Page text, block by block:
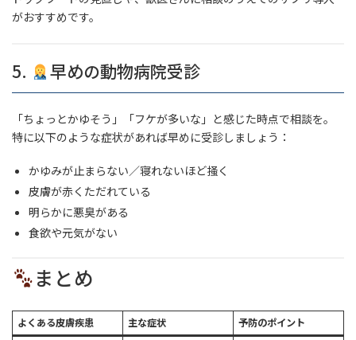
がおすすめです。
5. 早めの動物病院受診
「ちょっとかゆそう」「フケが多いな」と感じた時点で相談を。
特に以下のような症状があれば早めに受診しましょう：
かゆみが止まらない／寝れないほど掻く
皮膚が赤くただれている
明らかに悪臭がある
食欲や元気がない
まとめ
よくある皮膚疾患 主な症状 予防のポイント